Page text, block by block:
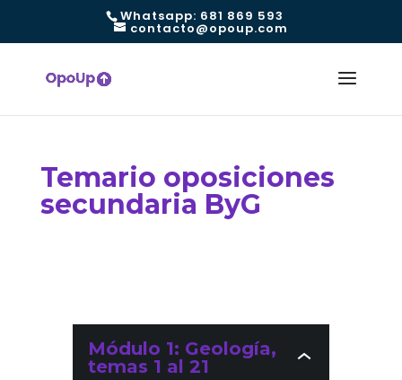
Whatsapp: 681 869 593
contacto@opoup.com
Temario oposiciones
secundaria ByG
Módulo 1: Geología,
temas 1 al 21
Módulo